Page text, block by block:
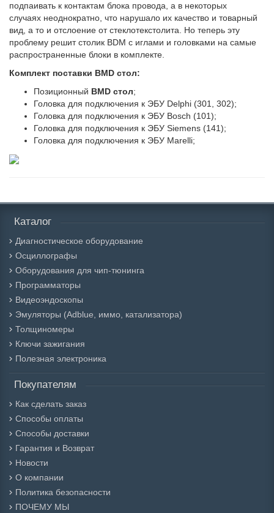
подпаивать к контактам блока провода, а в некоторых
случаях неоднократно, что нарушало их качество и товарный
вид, а то и отслоение от стеклотекстолита. Но теперь эту
проблему решит столик BDM с иглами и головками на самые
распространенные блоки в комплекте.
Комплект поставки BMD стол:
Позиционный BMD стол;
Головка для подключения к ЭБУ Delphi (301, 302);
Головка для подключения к ЭБУ Bosch (101);
Головка для подключения к ЭБУ Siemens (141);
Головка для подключения к ЭБУ Marelli;
Каталог
Диагностическое оборудование
Осциллографы
Оборудования для чип-тюнинга
Программаторы
Видеоэндоскопы
Эмуляторы (Adblue, иммо, катализатора)
Толщиномеры
Ключи зажигания
Полезная электроника
Покупателям
Как сделать заказ
Способы оплаты
Способы доставки
Гарантия и Возврат
Новости
О компании
Политика безопасности
ПОЧЕМУ МЫ